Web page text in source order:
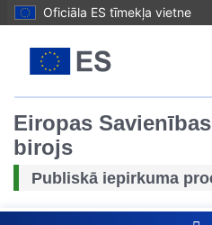
Oficiāla ES tīmekļa vietne
Eiropas
birojs
Publiskā iepirkuma